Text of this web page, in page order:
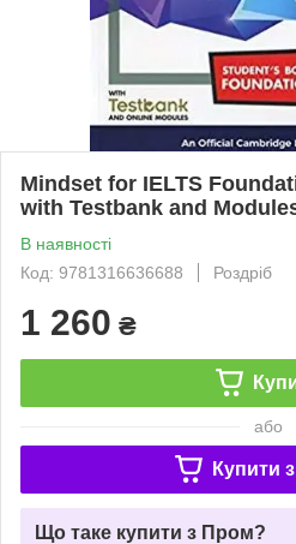
Mindset for IELTS
with Testbank and
В наявності
Код: 9781316636688
Роздріб
1 260 ₴
або
Купити з
Що таке купити з Пром?